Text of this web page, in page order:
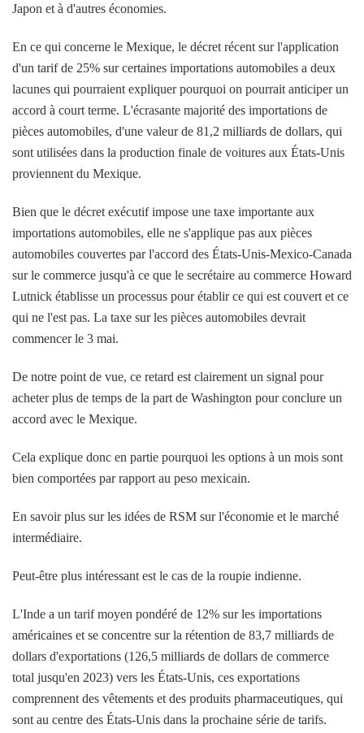
Japon et à d'autres économies.
En ce qui concerne le Mexique, le décret récent sur l'application
d'un tarif de 25% sur certaines importations automobiles a deux
lacunes qui pourraient expliquer pourquoi on pourrait anticiper un
accord à court terme. L'écrasante majorité des importations de
pièces automobiles, d'une valeur de 81,2 milliards de dollars, qui
sont utilisées dans la production finale de voitures aux États-Unis
proviennent du Mexique.
Bien que le décret exécutif impose une taxe importante aux
importations automobiles, elle ne s'applique pas aux pièces
automobiles couvertes par l'accord des États-Unis-Mexico-Canada
sur le commerce jusqu'à ce que le secrétaire au commerce Howard
Lutnick établisse un processus pour établir ce qui est couvert et ce
qui ne l'est pas. La taxe sur les pièces automobiles devrait
commencer le 3 mai.
De notre point de vue, ce retard est clairement un signal pour
acheter plus de temps de la part de Washington pour conclure un
accord avec le Mexique.
Cela explique donc en partie pourquoi les options à un mois sont
bien comportées par rapport au peso mexicain.
En savoir plus sur les idées de RSM sur l'économie et le marché
intermédiaire.
Peut-être plus intéressant est le cas de la roupie indienne.
L'Inde a un tarif moyen pondéré de 12% sur les importations
américaines et se concentre sur la rétention de 83,7 milliards de
dollars d'exportations (126,5 milliards de dollars de commerce
total jusqu'en 2023) vers les États-Unis, ces exportations
comprennent des vêtements et des produits pharmaceutiques, qui
sont au centre des États-Unis dans la prochaine série de tarifs.